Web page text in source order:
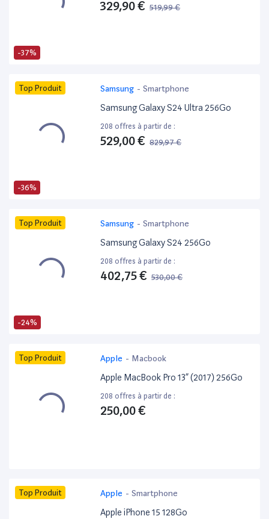
-37%
329,90 € 519,99 €
-36%
Top Produit Samsung - Smartphone
Samsung Galaxy S24 Ultra 256Go
208 offres à partir de :
529,00 € 829,97 €
-24%
Top Produit Samsung - Smartphone
Samsung Galaxy S24 256Go
208 offres à partir de :
402,75 € 530,00 €
Top Produit Apple - Macbook
Apple MacBook Pro 13” (2017) 256Go
208 offres à partir de :
250,00 €
Top Produit Apple - Smartphone
Apple iPhone 15 128Go